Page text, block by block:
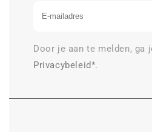
Door je aan te melden, ga
Privacybeleid*.